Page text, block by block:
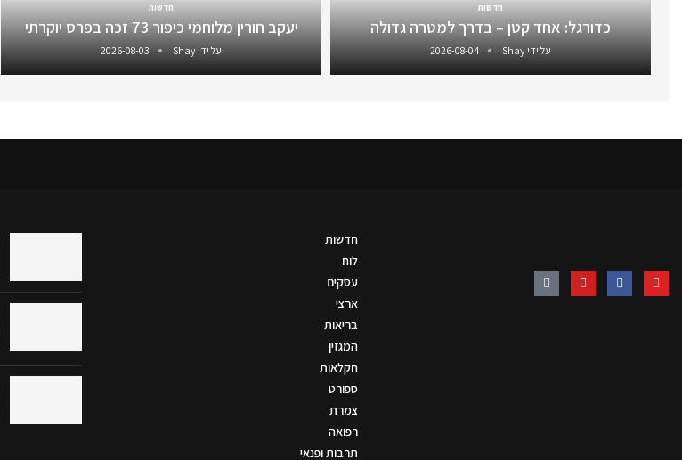
חדשות
כדורגל: אחד קטן – בדרך למטרה גדולה
על ידי Shay
2026-08-04
חדשות
יעקב חורין מלוחמי כיפור 73 זכה בפרס יוקרתי
על ידי Shay
2026-08-03
חדשות
לוח
עסקים
ארצי
בריאות
המגזין
חקלאות
ספורט
צמרת
רפואה
תרבות ופנאי